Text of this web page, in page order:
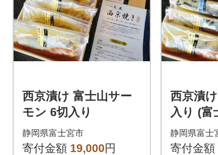
西京漬け 富士山サー
モン 6切入り
静岡県富士宮市
寄付金額 19,000円
西京漬
入り (富
ン・銀
静岡県富士
寄付金額